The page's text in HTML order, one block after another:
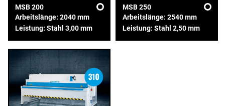
MSB 200
Arbeitslänge: 2040 mm
Leistung: Stahl 3,00 mm
MSB 250
Arbeitslänge: 2540 mm
Leistung: Stahl 2,50 mm